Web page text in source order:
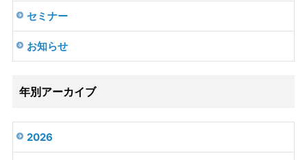
セミナー
お知らせ
年別アーカイブ
2026